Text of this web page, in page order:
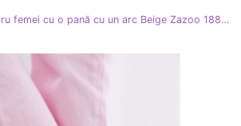
Sandale din piele pentru femei cu o pană cu un arc Beige Zazoo 1882 bej